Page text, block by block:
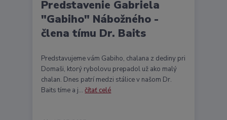
Predstavenie Gabriela
"Gabiho" Nábožného -
člena tímu Dr. Baits
Predstavujeme vám Gabiho, chalana z dediny pri
Domaši, ktorý rybolovu prepadol už ako malý
chalan. Dnes patrí medzi stálice v našom Dr.
Baits tíme a j...čítať celé